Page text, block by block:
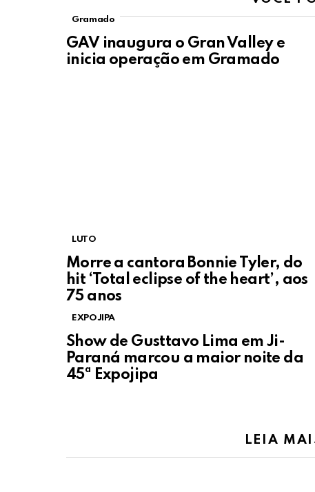
Gramado
GAV inaugura o Gran Valley e
inicia operação em Gramado
LUTO
Morre a cantora Bonnie Tyler, do
hit ‘Total eclipse of the heart’, aos
75 anos
EXPOJIPA
Show de Gusttavo Lima em Ji-
Paraná marcou a maior noite da
45ª Expojipa
LEIA